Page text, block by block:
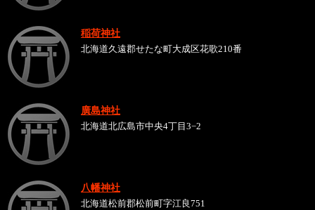
稲荷神社
北海道久遠郡せたな町大成区花歌210番
廣島神社
北海道北広島市中央4丁目3−2
八幡神社
北海道松前郡松前町字江良751